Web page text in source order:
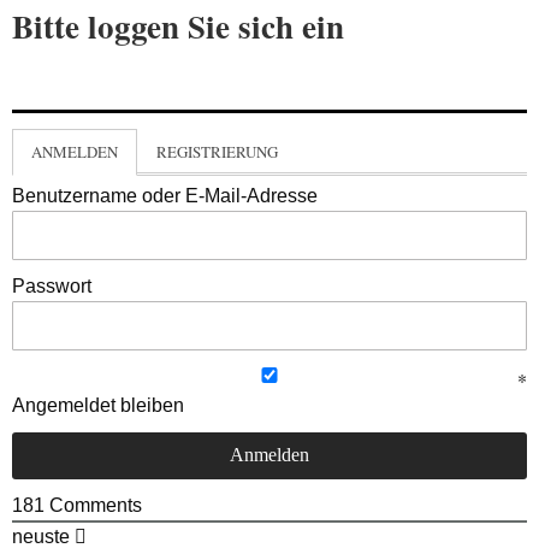
Bitte loggen Sie sich ein
ANMELDEN REGISTRIERUNG
Benutzername oder E-Mail-Adresse
Passwort
Angemeldet bleiben
181 Comments
neuste